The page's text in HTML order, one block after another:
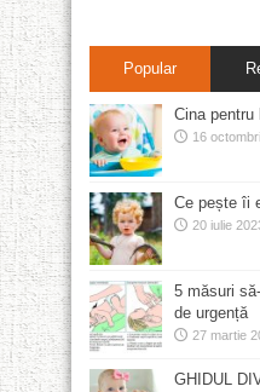
Popular
Cina
16
Ce pește îi
20 iulie
5 măsuri
de urgență
27 martie
GHIDUL